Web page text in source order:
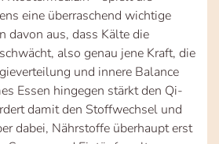
eine überraschend wichtige
davon aus, dass Kälte die
also genau jene Kraft, die
und innere Balance
Essen hingegen stärkt den Qi-
damit den Stoffwechsel und
dabei, Nährstoffe überhaupt erst